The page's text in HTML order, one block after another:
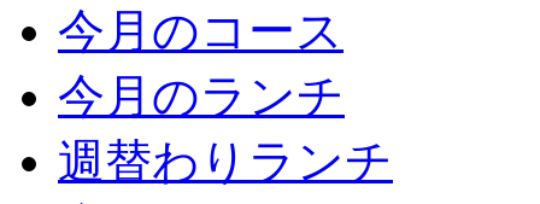
今月のコース
今月のランチ
週替わりランチ